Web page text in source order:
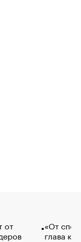
от
«От
глава